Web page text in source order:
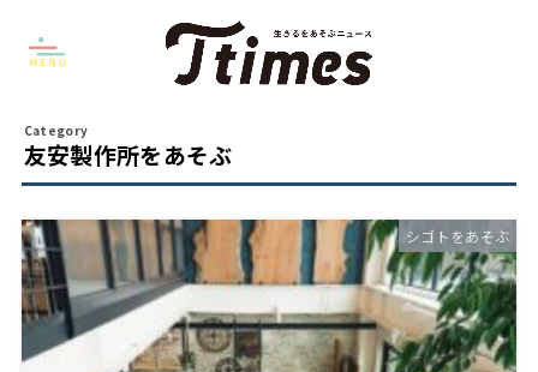
友安製作所をあそぶ
シゴトをあそぶ